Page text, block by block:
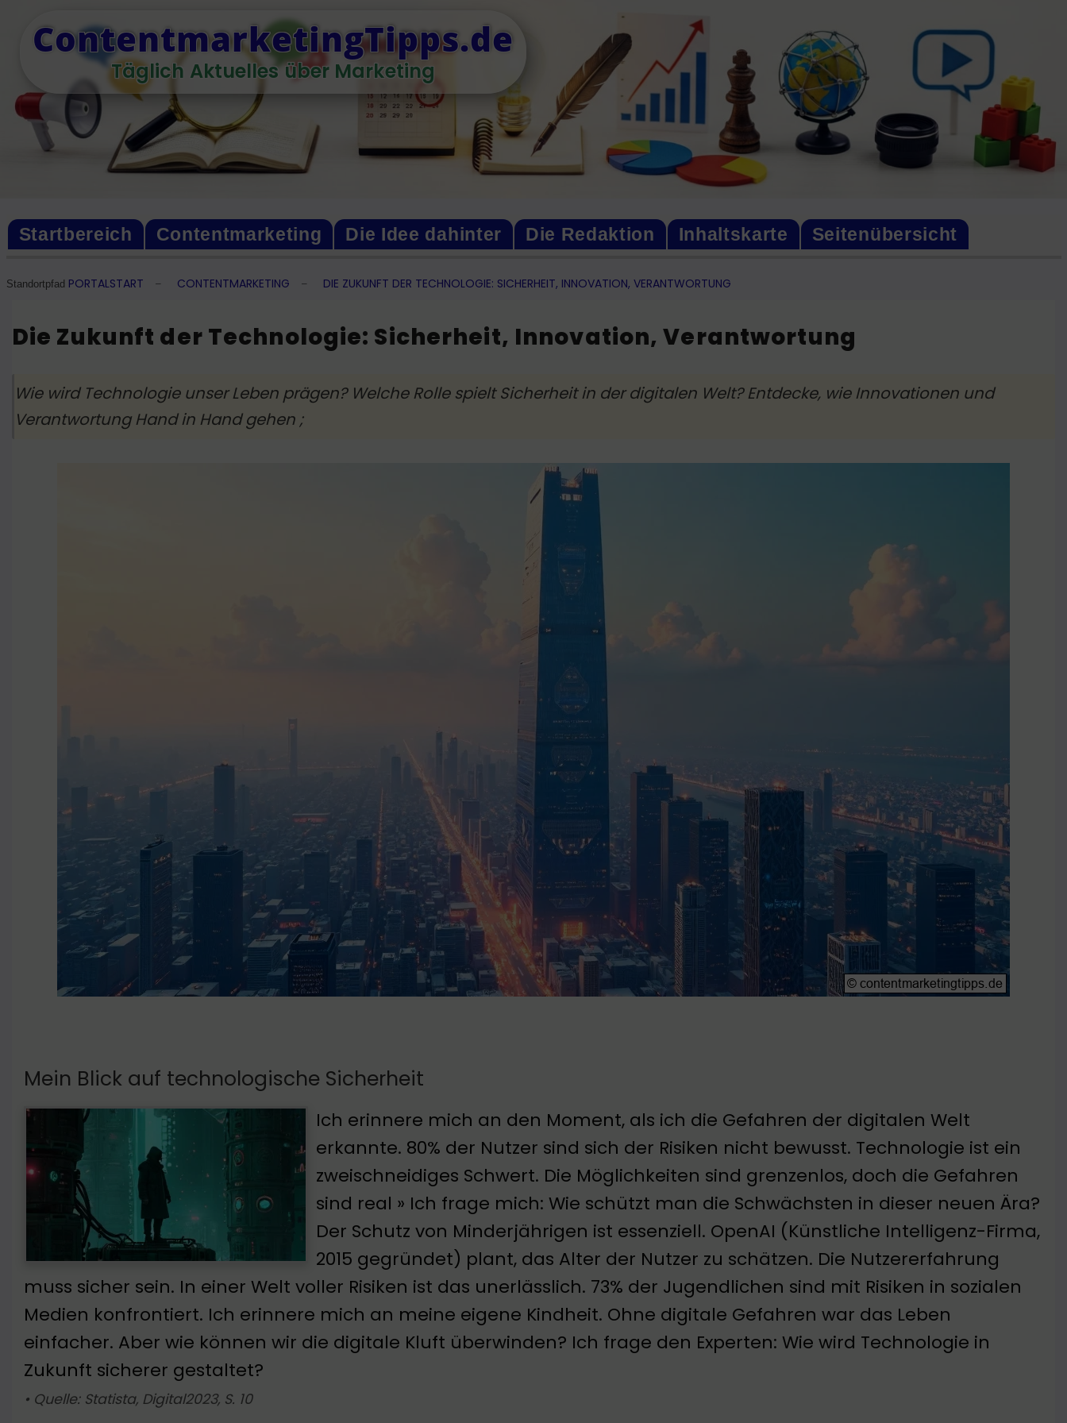
ContentmarketingTipps.de
Täglich Aktuelles über Marketing
Startbereich Contentmarketing Die Idee dahinter Die Redaktion Inhaltskarte Seitenübersicht
Standortpfad PORTALSTART – CONTENTMARKETING – DIE ZUKUNFT DER TECHNOLOGIE: SICHERHEIT, INNOVATION, VERANTWORTUNG
Die Zukunft der Technologie: Sicherheit, Innovation, Verantwortung
Wie wird Technologie unser Leben prägen? Welche Rolle spielt Sicherheit in der digitalen Welt? Entdecke, wie Innovationen und
Verantwortung Hand in Hand gehen ;
Mein Blick auf technologische Sicherheit
Ich erinnere mich an den Moment, als ich die Gefahren der digitalen Welt
erkannte. 80% der Nutzer sind sich der Risiken nicht bewusst. Technologie ist ein
zweischneidiges Schwert. Die Möglichkeiten sind grenzenlos, doch die Gefahren
sind real » Ich frage mich: Wie schützt man die Schwächsten in dieser neuen Ära?
Der Schutz von Minderjährigen ist essenziell. OpenAI (Künstliche Intelligenz-Firma,
2015 gegründet) plant, das Alter der Nutzer zu schätzen. Die Nutzererfahrung
muss sicher sein. In einer Welt voller Risiken ist das unerlässlich. 73% der Jugendlichen sind mit Risiken in sozialen
Medien konfrontiert. Ich erinnere mich an meine eigene Kindheit. Ohne digitale Gefahren war das Leben
einfacher. Aber wie können wir die digitale Kluft überwinden? Ich frage den Experten: Wie wird Technologie in
Zukunft sicherer gestaltet?
• Quelle: Statista, Digital2023, S. 10